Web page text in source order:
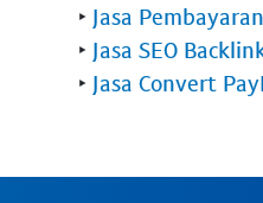
‣ Jasa
‣ Jasa SEO
‣ Jasa Convert